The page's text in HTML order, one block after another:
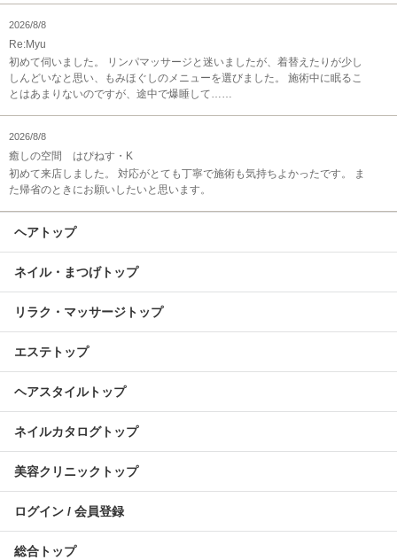
2026/8/8
Re:Myu
初めて伺いました。 リンパマッサージと迷いましたが、着替えたりが少し
しんどいなと思い、もみほぐしのメニューを選びました。 施術中に眠るこ
とはあまりないのですが、途中で爆睡して……
2026/8/8
癒しの空間 はぴねす・K
初めて来店しました。 対応がとても丁寧で施術も気持ちよかったです。 ま
た帰省のときにお願いしたいと思います。
ヘアトップ
ネイル・まつげトップ
リラク・マッサージトップ
エステトップ
ヘアスタイルトップ
ネイルカタログトップ
美容クリニックトップ
ログイン / 会員登録
総合トップ